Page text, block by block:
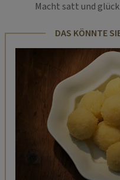
Macht satt und
DAS KÖNNTE